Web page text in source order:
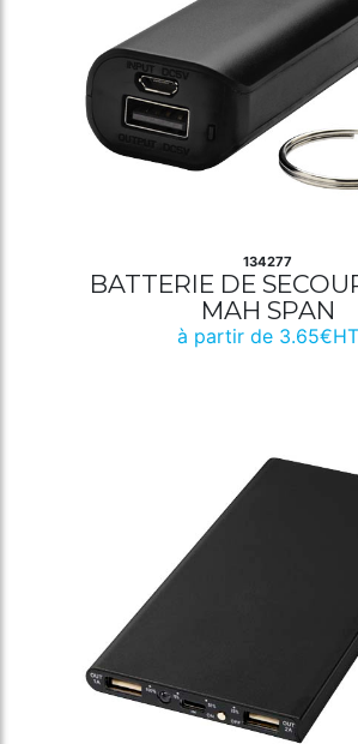
134277
BATTERIE DE
MAH SPAN
à partir de 3.65€HT